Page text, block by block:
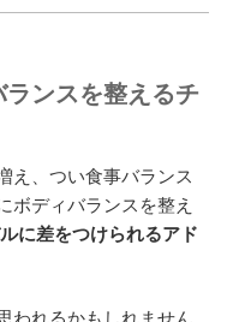
ンスを整えるチ
え、つい食事バランス
ボディバランスを整え
に差をつけられるアド